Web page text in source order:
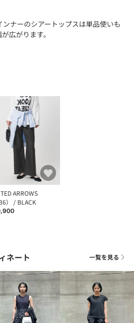
ナーのシアートップスは単品使いも
広がります。
ARROWS
） / BLACK
ネート 一覧を見る